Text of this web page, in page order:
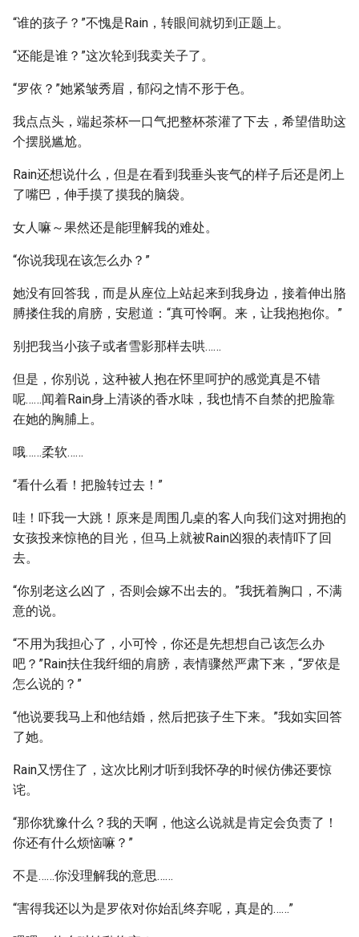
“谁的孩子？”不愧是Rain，转眼间就切到正题上。
“还能是谁？”这次轮到我卖关子了。
“罗依？”她紧皱秀眉，郁闷之情不形于色。
我点点头，端起茶杯一口气把整杯茶灌了下去，希望借助这
个摆脱尴尬。
Rain还想说什么，但是在看到我垂头丧气的样子后还是闭上
了嘴巴，伸手摸了摸我的脑袋。
女人嘛～果然还是能理解我的难处。
“你说我现在该怎么办？”
她没有回答我，而是从座位上站起来到我身边，接着伸出胳
膊搂住我的肩膀，安慰道：“真可怜啊。来，让我抱抱你。”
别把我当小孩子或者雪影那样去哄……
但是，你别说，这种被人抱在怀里呵护的感觉真是不错
呢……闻着Rain身上清谈的香水味，我也情不自禁的把脸靠
在她的胸脯上。
哦……柔软……
“看什么看！把脸转过去！”
哇！吓我一大跳！原来是周围几桌的客人向我们这对拥抱的
女孩投来惊艳的目光，但马上就被Rain凶狠的表情吓了回
去。
“你别老这么凶了，否则会嫁不出去的。”我抚着胸口，不满
意的说。
“不用为我担心了，小可怜，你还是先想想自己该怎么办
吧？”Rain扶住我纤细的肩膀，表情骤然严肃下来，“罗依是
怎么说的？”
“他说要我马上和他结婚，然后把孩子生下来。”我如实回答
了她。
Rain又愣住了，这次比刚才听到我怀孕的时候仿佛还要惊
诧。
“那你犹豫什么？我的天啊，他这么说就是肯定会负责了！
你还有什么烦恼嘛？”
不是……你没理解我的意思……
“害得我还以为是罗依对你始乱终弃呢，真是的……”